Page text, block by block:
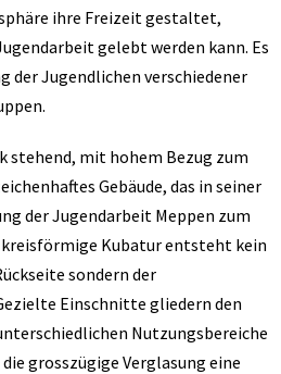
ihre Freizeit gestaltet,
gelebt werden kann. Es
Jugendlichen verschiedener
stehend, mit hohem Bezug zum
Gebäude, das in seiner
der Jugendarbeit Meppen zum
kreisförmige Kubatur entsteht kein
sondern der
Einschnitte gliedern den
Nutzungsbereiche
grosszügige Verglasung eine